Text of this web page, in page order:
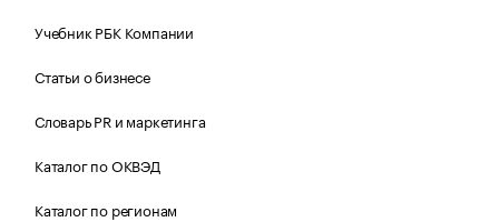
Учебник РБК Компании
Статьи о бизнесе
Словарь PR и маркетинга
Каталог по ОКВЭД
Каталог по регионам